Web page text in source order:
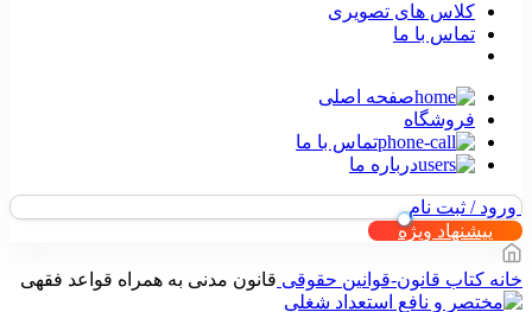
کلاس های تصویری
تماس با ما
صفحه اصلی
فروشگاه
تماس با ما
درباره ما
ورود / ثبت نام
پیشنهاد ویژه
خانه کتاب قانون-قوانین حقوقی قانون مدنی به همراه قواعد فقهی